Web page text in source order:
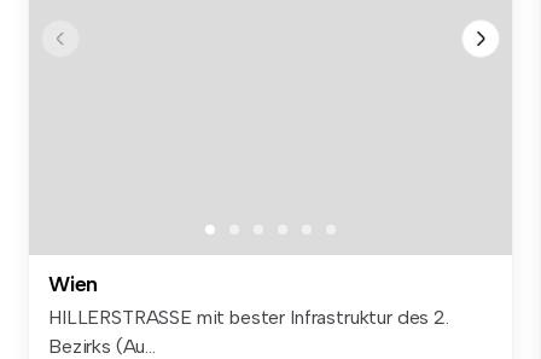
Wien
HILLERSTRASSE mit bester Infrastruktur des 2.
Bezirks (Au...